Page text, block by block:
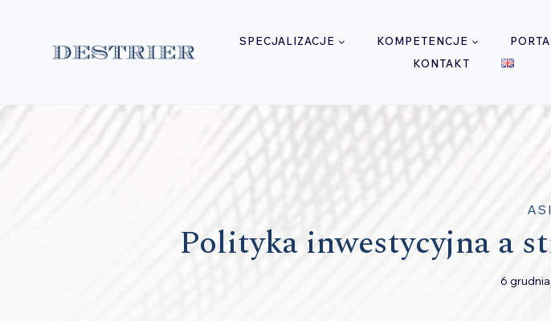
SPECJALIZACJE KOMPETENCJE
KONTAKT
ASI
Polityka inwestycyjna a
6